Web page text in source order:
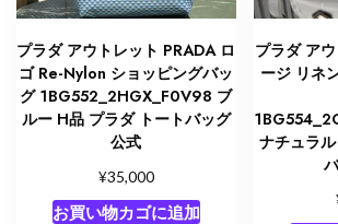
ル
ダ
ー
バ
ッ
プラダ アウトレット PRADA ロ
ゴ Re-Nylon ショッピングバッ
グ 1BG552_2HGX_F0V98 ブ
ルー H品 プラダ トートバッグ
公式
¥35,000
お買い物カゴに追加
プラダ ア
ージ リネ
ナチュラ